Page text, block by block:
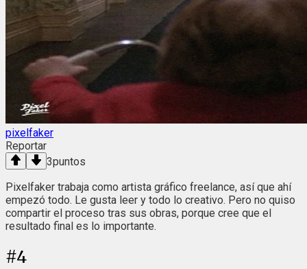
pixelfaker
Reportar
3puntos
Pixelfaker trabaja como artista gráfico freelance, así que ahí
empezó todo. Le gusta leer y todo lo creativo. Pero no quiso
compartir el proceso tras sus obras, porque cree que el
resultado final es lo importante.
#4